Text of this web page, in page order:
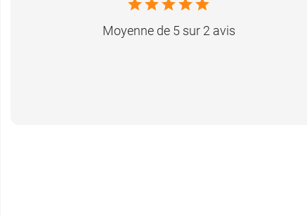
Moyenne de 5 sur 2 avis